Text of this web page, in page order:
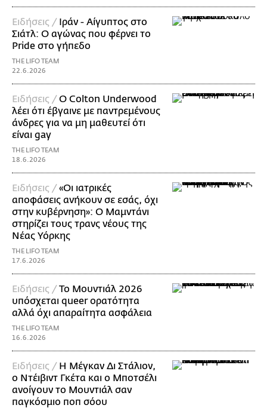
Ειδήσεις / Iράν - Αίγυπτος στο
Σιάτλ: Ο αγώνας που φέρνει τo
Pride στο γήπεδο
THE LIFO TEAM
22.6.2026
Ειδήσεις /Ο Colton Underwood
λέει ότι έβγαινε με παντρεμένους
άνδρες για να μη μαθευτεί ότι
είναι gay
THE LIFO TEAM
18.6.2026
Ειδήσεις /«Οι ιατρικές
αποφάσεις ανήκουν σε εσάς, όχι
στην κυβέρνηση»: Ο Μαμντάνι
στηρίζει τους τρανς νέους της
Νέας Υόρκης
THE LIFO TEAM
17.6.2026
Ειδήσεις /Το Μουντιάλ 2026
υπόσχεται queer ορατότητα
αλλά όχι απαραίτητα ασφάλεια
THE LIFO TEAM
16.6.2026
Ειδήσεις / Η Μέγκαν Δι Στάλιον,
ο Ντέιβιντ Γκέτα και ο Μποτσέλι
ανοίγουν το Μουντιάλ σαν
παγκόσμιο ποπ σόου